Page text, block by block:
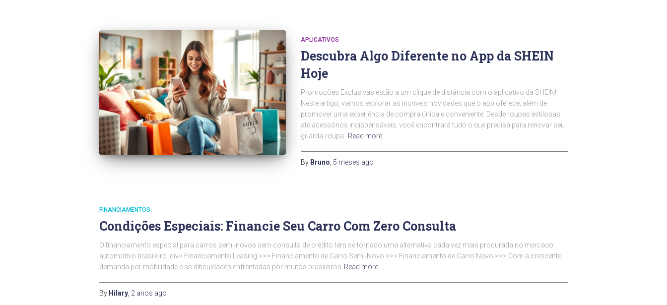
APLICATIVOS
Descubra Algo Diferente no App da SHEIN
Hoje
Promoções Exclusivas estão a um clique de distância com o aplicativo da SHEIN!
Neste artigo, vamos explorar as incríveis novidades que o app oferece, além de
promover uma experiência de compra única e conveniente. Desde roupas estilosas
até acessórios indispensáveis, você encontrará tudo o que precisa para renovar seu
guarda-roupa.
Read more…
By Bruno 5 meses ago
FINANCIAMENTOS
Condições Especiais: Financie Seu Carro Com Zero Consulta
O financiamento especial para carros semi-novos sem consulta de crédito tem se tornado uma alternativa cada vez mais procurada no mercado
automotivo brasileiro. div> Financiamento Leasing >>> Financiamento de Carro Semi-Novo >>> Financiamento de Carro Novo >>> Com a crescente
demanda por mobilidade e as dificuldades enfrentadas por muitos brasileiros Read more…
By Hilary, 2 anos ago